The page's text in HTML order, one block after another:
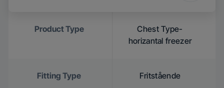
Product Type
Chest Type-
horizantal freezer
Fitting Type Fritstående